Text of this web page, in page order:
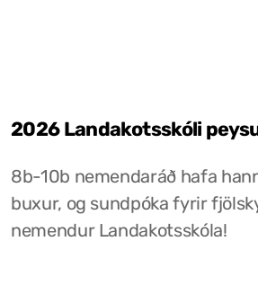
2026 Landakotsskóli
8b-10b nemendaráð hafa
buxur, og sundpóka fyrir
nemendur Landakotsskóla!